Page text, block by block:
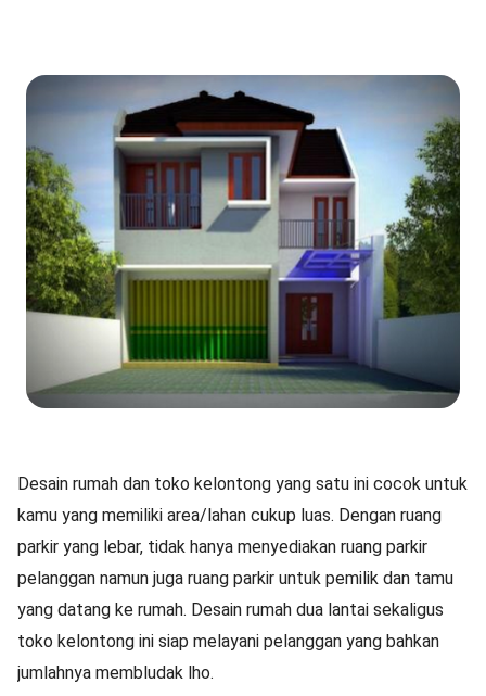
Desain rumah dan toko kelontong yang satu ini cocok untuk
kamu yang memiliki area/lahan cukup luas. Dengan ruang
parkir yang lebar, tidak hanya menyediakan ruang parkir
pelanggan namun juga ruang parkir untuk pemilik dan tamu
yang datang ke rumah. Desain rumah dua lantai sekaligus
toko kelontong ini siap melayani pelanggan yang bahkan
jumlahnya membludak lho.